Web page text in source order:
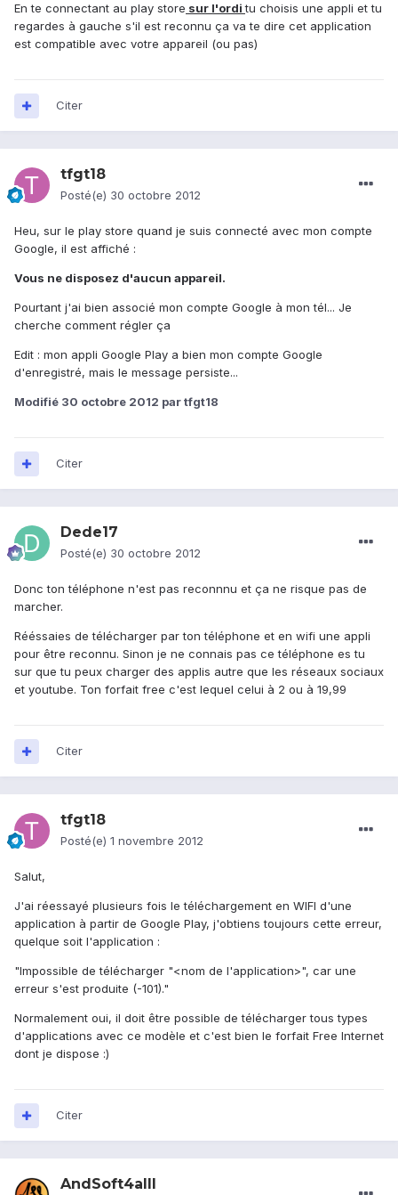
En te connectant au play store sur l'orditu choisis une appli et tu
regardes à gauche s'il est reconnu ça va te dire cet application
est compatible avec votre appareil (ou pas)
Citer
tfgt18
Posté(e) 30 octobre 2012
Heu, sur le play store quand je suis connecté avec mon compte
Google, il est affiché :
Vous ne disposez d'aucun appareil.
Pourtant j'ai bien associé mon compte Google à mon tél... Je
cherche comment régler ça
Edit : mon appli Google Play a bien mon compte Google
d'enregistré, mais le message persiste...
Modifié 30 octobre 2012 par tfgt18
Citer
Dede17
Posté(e) 30 octobre 2012
Donc ton téléphone n'est pas reconnnu et ça ne risque pas de
marcher.
Rééssaies de télécharger par ton téléphone et en wifi une appli
pour être reconnu. Sinon je ne connais pas ce téléphone es tu
sur que tu peux charger des applis autre que les réseaux sociaux
et youtube. Ton forfait free c'est lequel celui à 2 ou à 19,99
Citer
tfgt18
Posté(e) 1 novembre 2012
Salut,
J'ai réessayé plusieurs fois le téléchargement en WIFI d'une
application à partir de Google Play, j'obtiens toujours cette erreur,
quelque soit l'application :
"Impossible de télécharger "<nom de l'application>", car une
erreur s'est produite (-101)."
Normalement oui, il doit être possible de télécharger tous types
d'applications avec ce modèle et c'est bien le forfait Free Internet
dont je dispose :)
Citer
AndSoft4alll